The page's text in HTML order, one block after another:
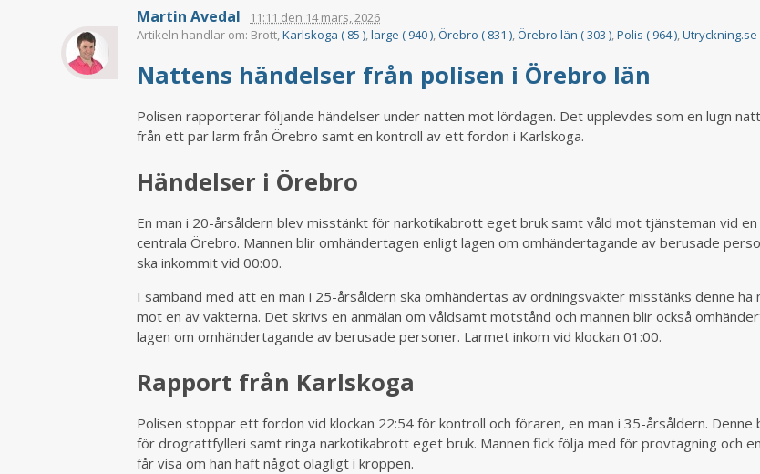
Martin Avedal 11:11 den 14 mars, 2026
Artikeln handlar om: Brott,Karlskoga ( 85 ),large ( 940 ),Örebro ( 831 ),Örebro län ( 303 ),Polis ( 964 ),Utryckning.se
Nattens händelser från polisen i Örebro län
Polisen rapporterar följande händelser under natten mot lördagen. Det upplevdes som en lugn
från ett par larm från Örebro samt en kontroll av ett fordon i Karlskoga.
Händelser i Örebro
En man i 20-årsåldern blev misstänkt för narkotikabrott eget bruk samt våld mot tjänsteman vid
centrala Örebro. Mannen blir omhändertagen enligt lagen om omhändertagande av berusade
ska inkommit vid 00:00.
I samband med att en man i 25-årsåldern ska omhändertas av ordningsvakter misstänks denne
mot en av vakterna. Det skrivs en anmälan om våldsamt motstånd och mannen blir också
lagen om omhändertagande av berusade personer. Larmet inkom vid klockan 01:00.
Rapport från Karlskoga
Polisen stoppar ett fordon vid klockan 22:54 för kontroll och föraren, en man i 35-årsåldern. Denne
för drograttfylleri samt ringa narkotikabrott eget bruk. Mannen fick följa med för provtagning och
får visa om han haft något olagligt i kroppen.